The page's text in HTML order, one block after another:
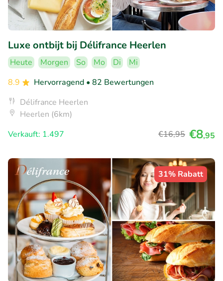
Luxe ontbijt bij Délifrance Heerlen
Heute Morgen So Mo Di
Mi
8.9
Hervorragend • 82 Bewertungen
Délifrance Heerlen
Heerlen (6km)
Verkauft: 1.497
€16,95 €8,95
31% Rabatt